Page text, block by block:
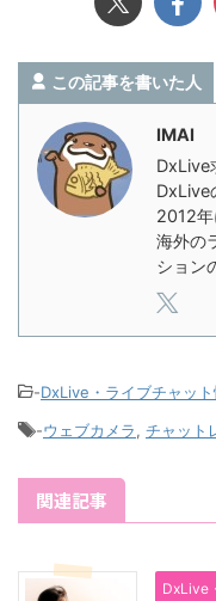
この記事を書いた人
IMAI
DxLive
DxLive
2012年
海外の
ション
-DxLive・ライブチャット
-ウェブカメラ, チャット
関連記事
DxLive